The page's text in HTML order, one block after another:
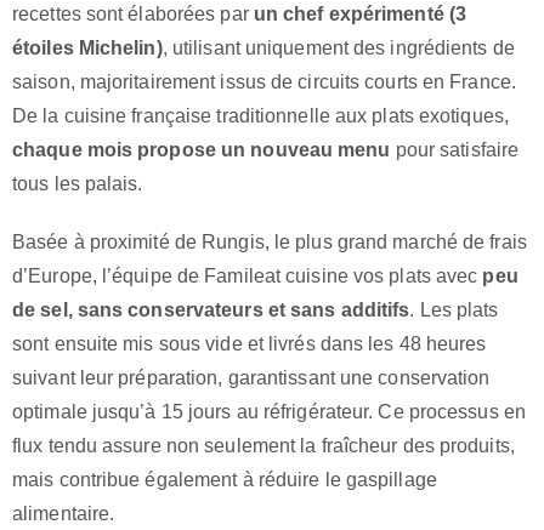
recettes sont élaborées par un chef expérimenté (3
étoiles Michelin), utilisant uniquement des ingrédients de
saison, majoritairement issus de circuits courts en France.
De la cuisine française traditionnelle aux plats exotiques,
chaque mois propose un nouveau menu pour satisfaire
tous les palais.
Basée à proximité de Rungis, le plus grand marché de frais
d’Europe, l’équipe de Famileat cuisine vos plats avec peu
de sel, sans conservateurs et sans additifs. Les plats
sont ensuite mis sous vide et livrés dans les 48 heures
suivant leur préparation, garantissant une conservation
optimale jusqu’à 15 jours au réfrigérateur. Ce processus en
flux tendu assure non seulement la fraîcheur des produits,
mais contribue également à réduire le gaspillage
alimentaire.